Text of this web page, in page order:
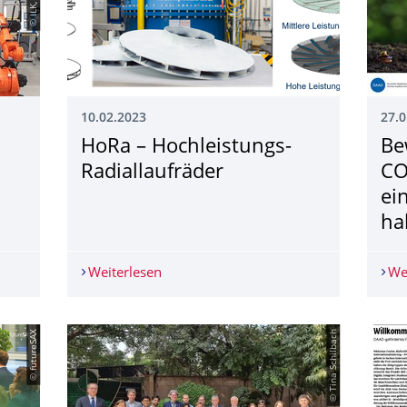
10.02.2023
HoRa – Hochleistungs-
Radiallaufräder
Weiterlesen HoRa – Hochleistungs-Radiallaufräder
© futureSAX © Tina Schilbach